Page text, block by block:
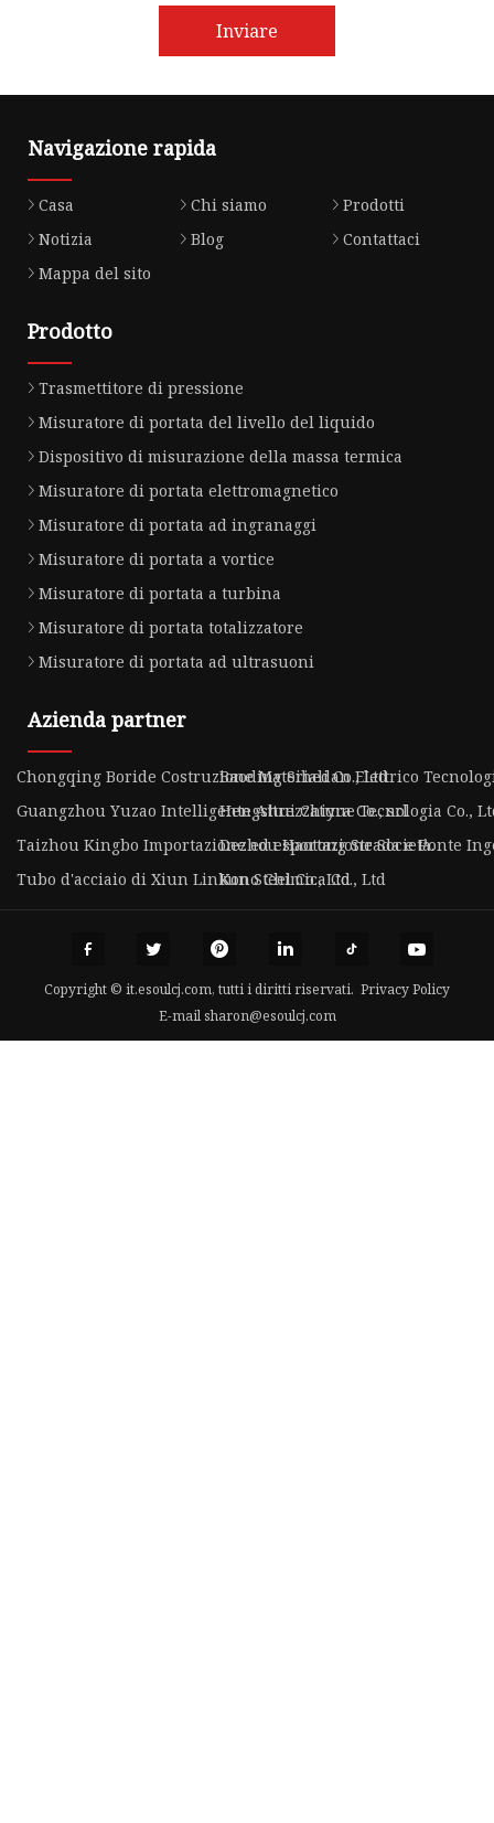
Inviare
Navigazione rapida
Casa Chi siamo
Prodotti
Notizia
Blog
Contattaci
Mappa del sito
Prodotto
Trasmettitore di pressione
Misuratore di portata del livello del liquido
Dispositivo di misurazione della massa termica
Misuratore di portata elettromagnetico
Misuratore di portata ad ingranaggi
Misuratore di portata a vortice
Misuratore di portata a turbina
Misuratore di portata totalizzatore
Misuratore di portata ad ultrasuoni
Azienda partner
Chongqing Boride Costruzione Materiali Co., Ltd
Baoding Sihedan Elettrico
Guangzhou Yuzao Intelligente Attrezzatura Co., srl
Hengshui Chiyue Tecnologia Co.,
Taizhou Kingbo Importazione ed esportazione Società.
Dezhou Haotong Strada e Ponte
Tubo d'acciaio di Xiun Linkun Steel Co., Ltd
Kono Chimica Co., Ltd
Copyright © it.esoulcj.com, tutti i diritti riservati. Privacy Policy
E-mail sharon@esoulcj.com